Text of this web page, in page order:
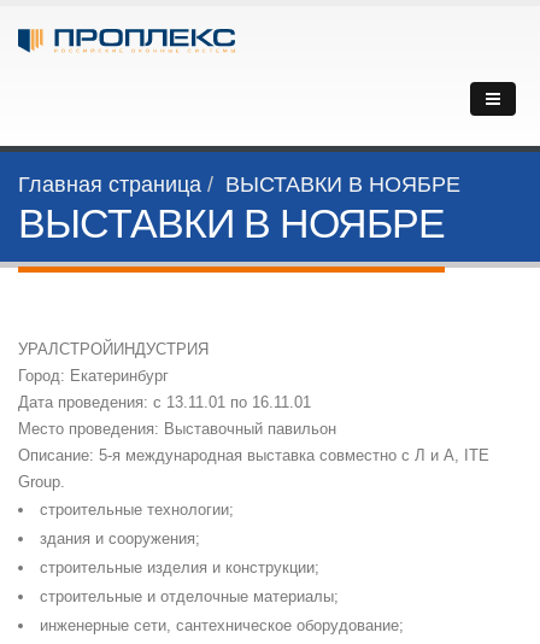
Главная страница ВЫСТАВКИ В НОЯБРЕ
ВЫСТАВКИ В НОЯБРЕ
УРАЛСТРОЙИНДУСТРИЯ
Город: Екатеринбург
Дата проведения: с 13.11.01 по 16.11.01
Место проведения: Выставочный павильон
Описание: 5-я международная выставка совместно с Л и А, ITE
Group.
cтроительные технологии;
здания и сооружения;
строительные изделия и конструкции;
строительные и отделочные материалы;
инженерные сети, сантехническое оборудование;